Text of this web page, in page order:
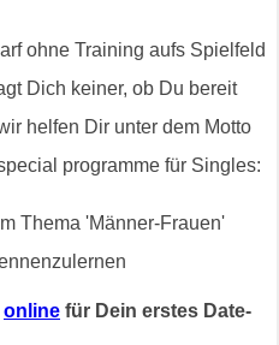
ohne Training aufs Spielfeld
Dich keiner, ob Du bereit
helfen Dir unter dem Motto
programme für Singles:
Thema 'Männer-Frauen'
online für Dein erstes Date-